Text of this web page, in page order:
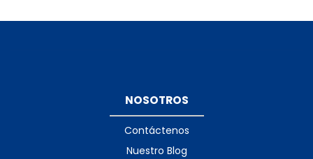
NOSOTROS
Contáctenos
Nuestro Blog